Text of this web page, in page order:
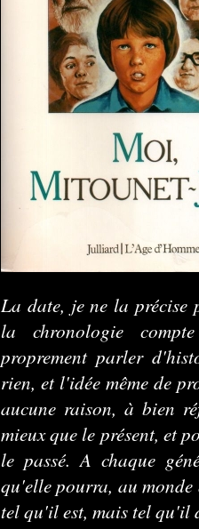
La date, je ne la précise
la chronologie
proprement parler
rien, et l'idée même de
aucune raison, à bien
mieux que le présent, et
le passé. A chaque
qu'elle pourra, au
tel qu'il est, mais tel qu'il